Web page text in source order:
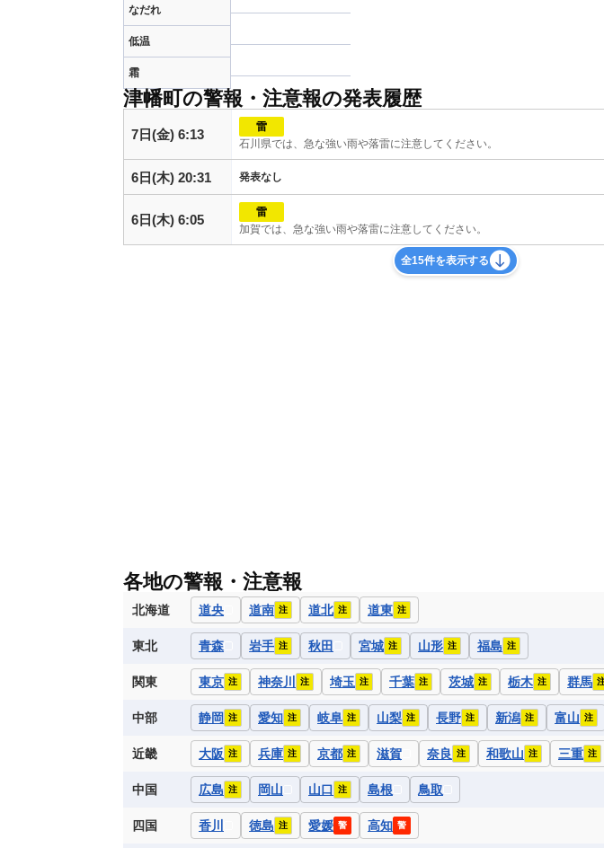
なだれ
低温
霜
津幡町の警報・注意報の発表履歴
7日(金) 6:13
雷
石川県では、急な強い雨や落雷に注意してください。
6日(木) 20:31 発表なし
6日(木) 6:05
雷
加賀では、急な強い雨や落雷に注意してください。
全15件を表示する
各地の警報・注意報
北海道 道央 道南 注 道北 注 道東 注
東北 青森 岩手 注 秋田 宮城 注 山形 注 福島 注
関東 東京 注 神奈川 注 埼玉 注 千葉 注 茨城 注 栃木 注 群馬
中部 静岡 注 愛知 注 岐阜 注 山梨 注 長野 注 新潟 注 富山 注
近畿 大阪 注 兵庫 注 京都 注 滋賀 奈良 注 和歌山 注 三重 注
中国 広島 注 岡山 山口 注 島根 鳥取
四国 香川 徳島 注 愛媛 警 高知 警